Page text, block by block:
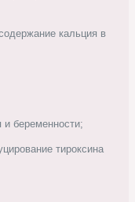
кальция в
и беременности;
тироксина